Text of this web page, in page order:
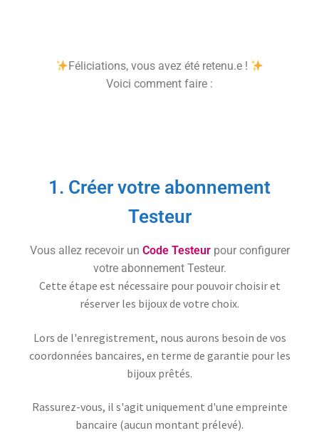
Féliciations, vous avez été retenu.e !
Voici comment faire :
1. Créer votre abonnement
Testeur
Vous allez recevoir un Code Testeurpour configurer
votre abonnement Testeur.
Cette étape est nécessaire pour pouvoir choisir et
réserver les bijoux de votre choix.
Lors de l'enregistrement, nous aurons besoin de vos
coordonnées bancaires, en terme de garantie pour les
bijoux prêtés.
Rassurez-vous, il s'agit uniquement d'une empreinte
bancaire (aucun montant prélevé).